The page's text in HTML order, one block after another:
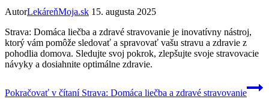
AutorLekáreňMoja.sk 15. augusta 2025
Strava: Domáca liečba a zdravé stravovanie je inovatívny nástroj,
ktorý vám pomôže sledovať a spravovať vašu stravu a zdravie z
pohodlia domova. Sledujte svoj pokrok, zlepšujte svoje stravovacie
návyky a dosiahnite optimálne zdravie.
Pokračovať v čítaníStrava: Domáca liečba a zdravé stravovanie